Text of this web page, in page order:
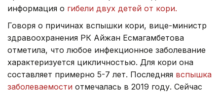
информация о гибели двух детей от кори.
Говоря о причинах вспышки кори, вице-министр
здравоохранения РК Айжан Есмагамбетова
отметила, что любое инфекционное заболевание
характеризуется цикличностью. Для кори она
составляет примерно 5-7 лет. Последняя вспышка
заболеваемости отмечалась в 2019 году. Сейчас